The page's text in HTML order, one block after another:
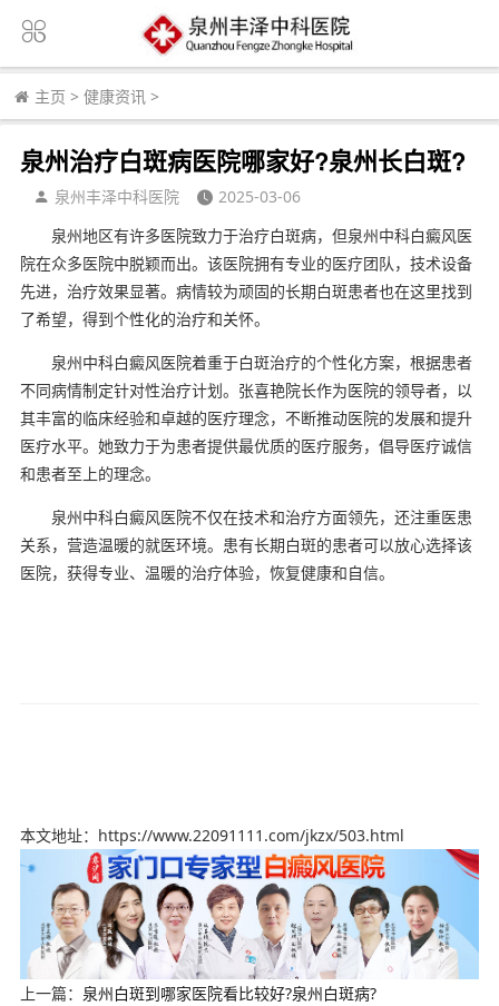
主页 > 健康资讯 >
泉州治疗白斑病医院哪家好?泉州长白斑?
泉州丰泽中科医院
2025-03-06
泉州地区有许多医院致力于治疗白斑病，但泉州中科白癜风医
院在众多医院中脱颖而出。该医院拥有专业的医疗团队，技术设备
先进，治疗效果显著。病情较为顽固的长期白斑患者也在这里找到
了希望，得到个性化的治疗和关怀。
泉州中科白癜风医院着重于白斑治疗的个性化方案，根据患者
不同病情制定针对性治疗计划。张喜艳院长作为医院的领导者，以
其丰富的临床经验和卓越的医疗理念，不断推动医院的发展和提升
医疗水平。她致力于为患者提供最优质的医疗服务，倡导医疗诚信
和患者至上的理念。
泉州中科白癜风医院不仅在技术和治疗方面领先，还注重医患
关系，营造温暖的就医环境。患有长期白斑的患者可以放心选择该
医院，获得专业、温暖的治疗体验，恢复健康和自信。
本文地址：https://www.22091111.com/jkzx/503.html
上一篇： 泉州白斑到哪家医院看比较好?泉州白斑病?